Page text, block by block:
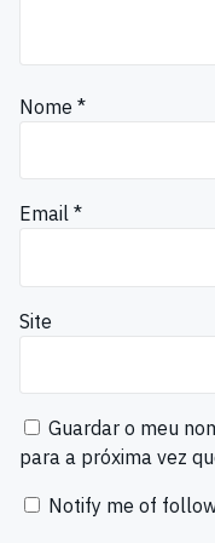
Nome *
Email *
Site
Guardar o meu
para a próxima vez
Notify me of